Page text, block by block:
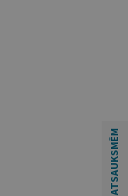
ATSAUKSMĒM